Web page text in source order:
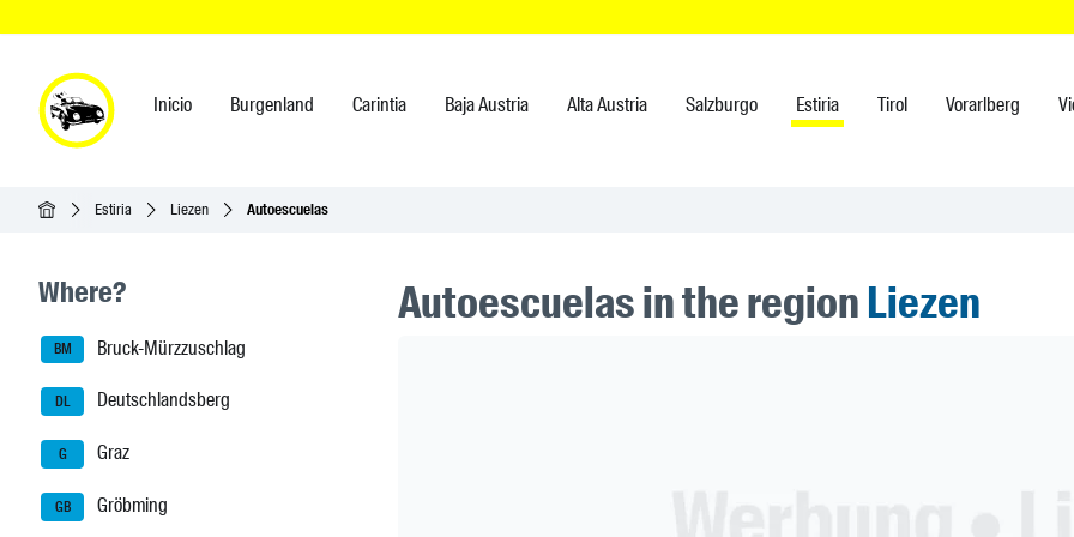
Inicio Burgenland Carintia Baja Austria Alta Austria Salzburgo Estiria Tirol Vorarlberg
Inicio Estiria Liezen Autoescuelas
Seitenleisten-Navigation
Where?
BM Bruck-Mürzzuschlag
DL Deutschlandsberg
G Graz
GB Gröbming
Autoescuelas in the regionLiezen